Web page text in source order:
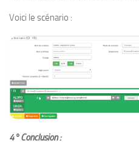
Voici le scénario :
4° Conclusion :